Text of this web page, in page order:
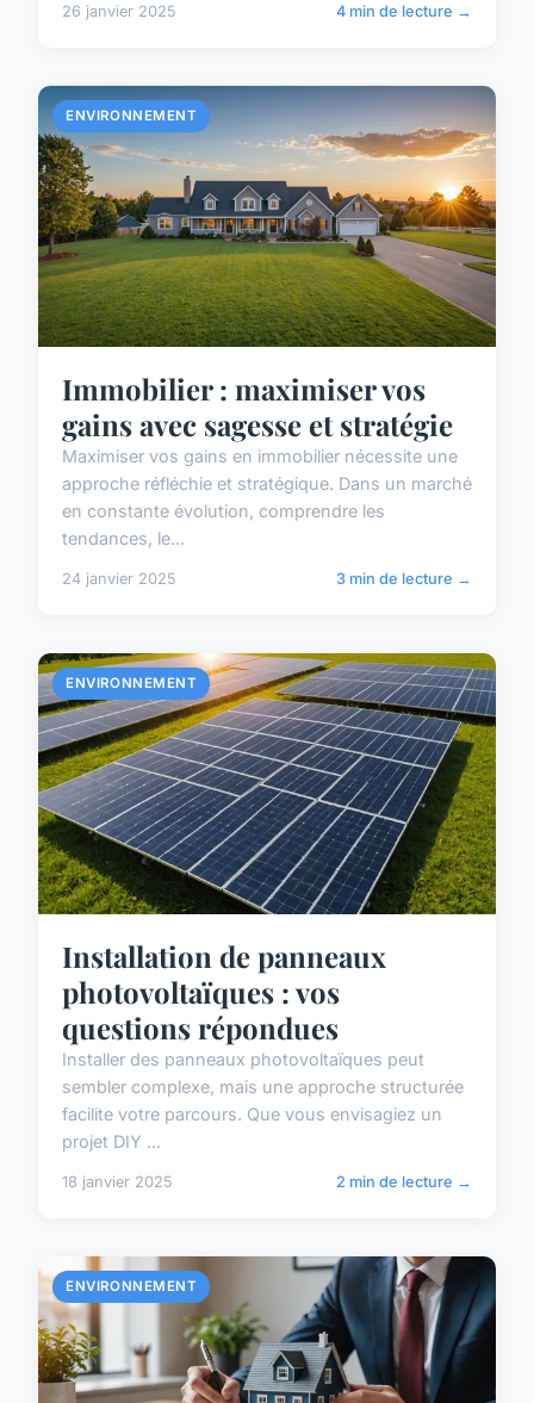
26 janvier 2025 4 min de lecture →
ENVIRONNEMENT
Immobilier : maximiser vos
gains avec sagesse et stratégie
Maximiser vos gains en immobilier nécessite une
approche réfléchie et stratégique. Dans un marché
en constante évolution, comprendre les
tendances, le...
24 janvier 2025 3 min de lecture →
ENVIRONNEMENT
Installation de panneaux
photovoltaïques : vos
questions répondues
Installer des panneaux photovoltaïques peut
sembler complexe, mais une approche structurée
facilite votre parcours. Que vous envisagiez un
projet DIY ...
18 janvier 2025 2 min de lecture →
ENVIRONNEMENT